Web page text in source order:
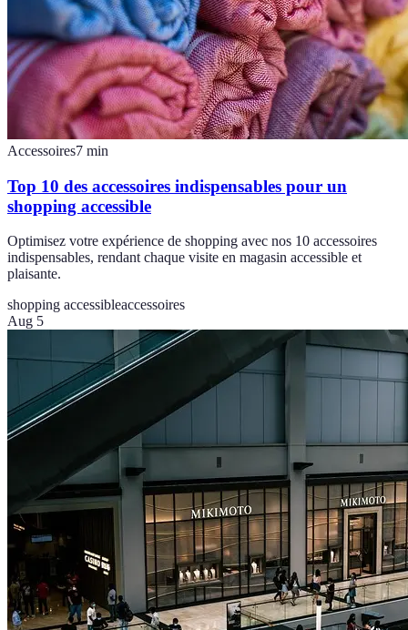
Accessoires7 min
Top 10 des accessoires indispensables pour un
shopping accessible
Optimisez votre expérience de shopping avec nos 10 accessoires
indispensables, rendant chaque visite en magasin accessible et
plaisante.
shopping accessibleaccessoires
Aug 5